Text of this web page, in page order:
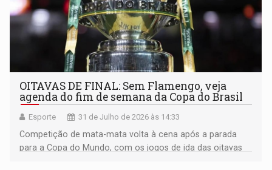
OITAVAS DE FINAL: Sem Flamengo, veja
agenda do fim de semana da Copa do Brasil
Esporte 31 de Julho de 2026 às 14:33
Competição de mata-mata volta à cena após a parada
para a Copa do Mundo, com os jogos de ida das oitavas